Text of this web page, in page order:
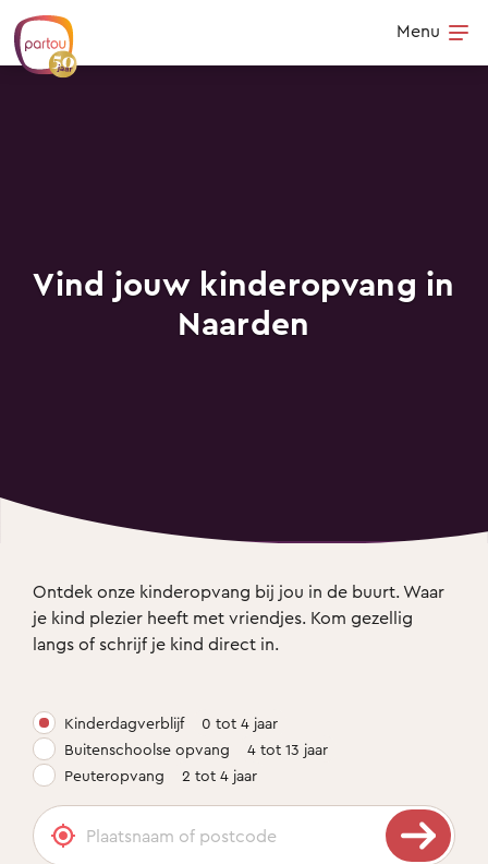
Skip to content
Menu
Vind jouw kinderopvang in
Naarden
Ontdek onze kinderopvang bij jou in de buurt. Waar
je kind plezier heeft met vriendjes. Kom gezellig
langs of schrijf je kind direct in.
Kinderdagverblijf
0 tot 4 jaar
Buitenschoolse opvang
4 tot 13 jaar
Peuteropvang
2 tot 4 jaar